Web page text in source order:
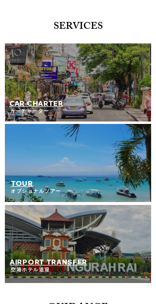
SERVICES
​カーチャーター
CAR CHARTER
TOUR
​オプショナルツアー
AIRPORT TRANSFER
​空港ホテル送迎